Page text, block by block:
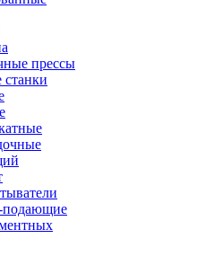
прессы
подающие